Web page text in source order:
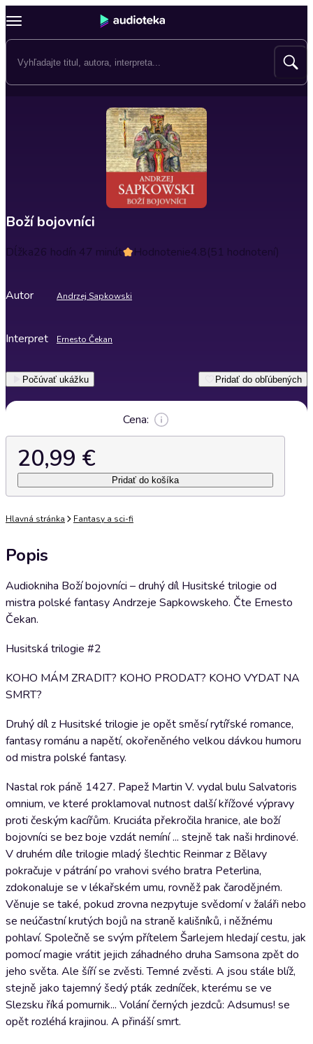
Boží bojovníci
Dĺžka26 hodín 47 minút Hodnotenie4.8(51 hodnotení)
Autor Andrzej Sapkowski
Interpret Ernesto Čekan
Počúvať ukážku Pridať do obľúbených
Cena:
20,99 €
Pridať do košíka
Hlavná stránka Fantasy a sci-fi
Popis
Audiokniha Boží bojovníci –⁠ druhý díl Husitské trilogie od
mistra polské fantasy Andrzeje Sapkowskeho. Čte Ernesto
Čekan.
Husitská trilogie #2
KOHO MÁM ZRADIT? KOHO PRODAT? KOHO VYDAT NA
SMRT?
Druhý díl z Husitské trilogie je opět směsí rytířské romance,
fantasy románu a napětí, okořeněného velkou dávkou humoru
od mistra polské fantasy.
Nastal rok páně 1427. Papež Martin V. vydal bulu Salvatoris
omnium, ve které proklamoval nutnost další křížové výpravy
proti českým kacířům. Kruciáta překročila hranice, ale boží
bojovníci se bez boje vzdát nemíní ... stejně tak naši hrdinové.
V druhém díle trilogie mladý šlechtic Reinmar z Bělavy
pokračuje v pátrání po vrahovi svého bratra Peterlina,
zdokonaluje se v lékařském umu, rovněž pak čarodějném.
Věnuje se také, pokud zrovna nezpytuje svědomí v žaláři nebo
se neúčastní krutých bojů na straně kališníků, i něžnému
pohlaví. Společně se svým přítelem Šarlejem hledají cestu, jak
pomocí magie vrátit jejich záhadného druha Samsona zpět do
jeho světa. Ale šíří se zvěsti. Temné zvěsti. A jsou stále blíž,
stejně jako tajemný šedý pták zedníček, kterému se ve
Slezsku říká pomurnik... Volání černých jezdců: Adsumus! se
opět rozléhá krajinou. A přináší smrt.